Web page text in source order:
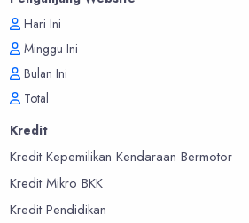
Hari Ini
Minggu Ini
Bulan Ini
Total
Kredit
Kredit Kepemilikan Kendaraan Bermotor
Kredit Mikro BKK
Kredit Pendidikan